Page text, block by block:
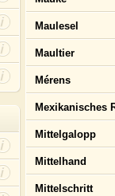
Maulesel
Maultier
Mérens
Mexikanisches
Mittelgalopp
Mittelhand
Mittelschritt